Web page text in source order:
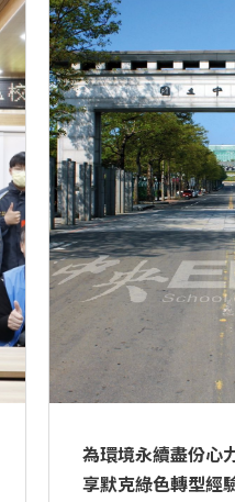
為環境永續盡份心
享默克綠色轉型經